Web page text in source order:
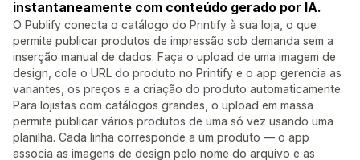
instantaneamente com conteúdo gerado por IA.
O Publify conecta o catálogo do Printify à sua loja, o que
permite publicar produtos de impressão sob demanda sem a
inserção manual de dados. Faça o upload de uma imagem de
design, cole o URL do produto no Printify e o app gerencia as
variantes, os preços e a criação do produto automaticamente.
Para lojistas com catálogos grandes, o upload em massa
permite publicar vários produtos de uma só vez usando uma
planilha. Cada linha corresponde a um produto — o app
associa as imagens de design pelo nome do arquivo e as